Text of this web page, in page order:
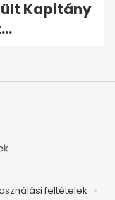
Kapitány
feltételek